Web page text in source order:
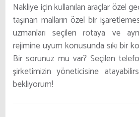
Nakliye için kullanılan araçlar özel
taşınan malların özel bir
uzmanları seçilen rotaya ve
rejimine uyum konusunda sıkı bir
Bir sorunuz mu var? Seçilen
şirketimizin yöneticisine
bekliyorum!